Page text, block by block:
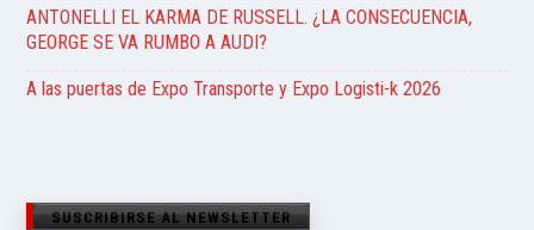
ANTONELLI EL KARMA DE RUSSELL. ¿LA CONSECUENCIA,
GEORGE SE VA RUMBO A AUDI?
A las puertas de Expo Transporte y Expo Logisti-k 2026
SUSCRIBIRSE AL NEWSLETTER